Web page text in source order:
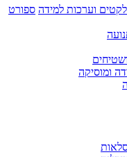
וערכות למידה ספורט
ומוסיקה